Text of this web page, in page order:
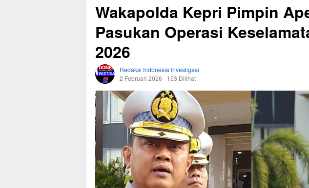
Wakapolda Kepri Pimpin
Pasukan Operasi
2026
Redaksi Indonesia Investigasi
2 Februari 2026
153 Dilihat